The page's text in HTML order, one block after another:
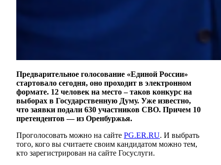
Предварительное голосование «Единой России»
стартовало сегодня, оно проходит в электронном
формате. 12 человек на место – таков конкурс на
выборах в Государственную Думу. Уже известно,
что заявки подали 630 участников СВО. Причем 10
претендентов — из Оренбуржья.
Проголосовать можно на сайте PG.ER.RU. И выбрать
того, кого вы считаете своим кандидатом можно тем,
кто зарегистрирован на сайте Госуслуги.